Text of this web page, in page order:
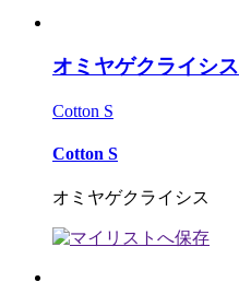
オミヤゲクライシス
Cotton S
Cotton S
オミヤゲクライシス